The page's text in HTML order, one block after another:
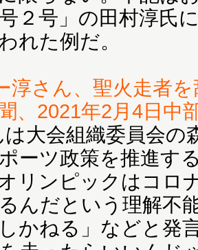
２号」の田村淳氏
れた例だ。
淳さん、聖火走者
聞、2021年2月4日中
は大会組織委員会の
ーツ政策を推進す
リンピックはコロ
んだという理解不
かねる」などと発